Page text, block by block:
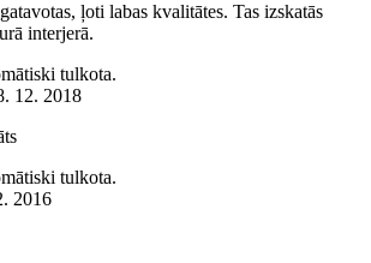
ļoti labas kvalitātes. Tas izskatās
interjerā.
tulkota.
12. 2018
tulkota.
2016